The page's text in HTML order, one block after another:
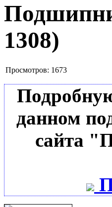
1308)
Просмотров: 1673
данном
сайта